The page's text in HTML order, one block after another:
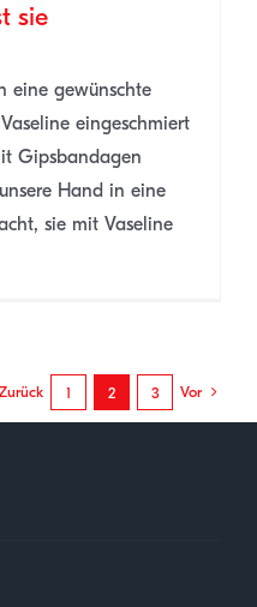
sie
eine gewünschte
eingeschmiert
Gipsbandagen
Hand in eine
sie mit Vaseline
Zurück 1 2 3 Vor